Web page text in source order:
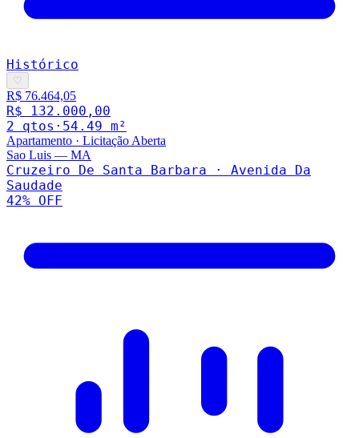
Histórico
♡
R$ 76.464,05
R$ 132.000,00
2 qtos · 54.49 m²
Apartamento · Licitação Aberta
Sao Luis — MA
Cruzeiro De Santa Barbara · Avenida Da
Saudade
42% OFF